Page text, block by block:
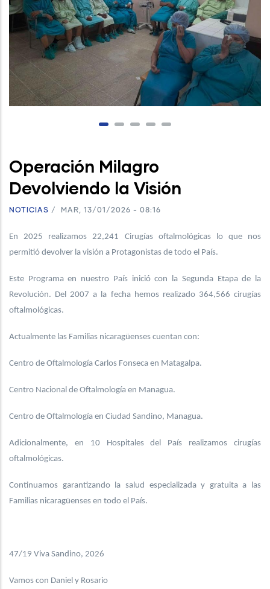
Operación Milagro
Devolviendo la Visión
NOTICIAS / MAR, 13/01/2026 - 08:16
En 2025 realizamos 22,241 Cirugías oftalmológicas lo que nos
permitió devolver la visión a Protagonistas de todo el País.
Este Programa en nuestro País inició con la Segunda Etapa de la
Revolución. Del 2007 a la fecha hemos realizado 364,566 cirugías
oftalmológicas.
Actualmente las Familias nicaragüenses cuentan con:
Centro de Oftalmología Carlos Fonseca en Matagalpa.
Centro Nacional de Oftalmología en Managua.
Centro de Oftalmología en Ciudad Sandino, Managua.
Adicionalmente, en 10 Hospitales del País realizamos cirugías
oftalmológicas.
Continuamos garantizando la salud especializada y gratuita a las
Familias nicaragüenses en todo el País.
47/19 Viva Sandino, 2026
Vamos con Daniel y Rosario